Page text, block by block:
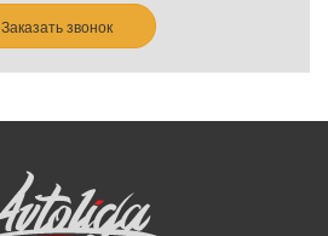
Заказать звонок